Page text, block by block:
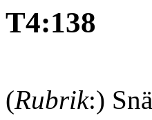
T4:138
(Rubrik:)